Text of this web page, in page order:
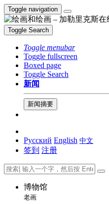
Toggle navigation
Toggle Search
Toggle menubar
Toggle fullscreen
Boxed page
Toggle Search
新闻
新闻摘要
Русский English 中文
签到 注册
博物馆
老画